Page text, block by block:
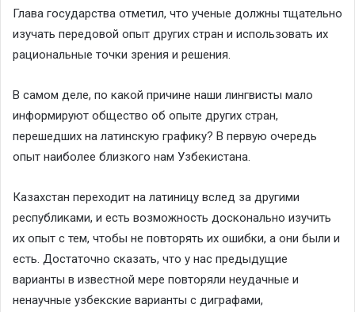
Глава государства отметил, что ученые должны тщательно
изучать передовой опыт других стран и использовать их
рациональные точки зрения и решения.
В самом деле, по какой причине наши лингвисты мало
информируют общество об опыте других стран,
перешедших на латинскую графику? В первую очередь
опыт наиболее близкого нам Узбекистана.
Казахстан переходит на латиницу вслед за другими
республиками, и есть возможность досконально изучить
их опыт с тем, чтобы не повторять их ошибки, а они были и
есть. Достаточно сказать, что у нас предыдущие
варианты в известной мере повторяли неудачные и
ненаучные узбекские варианты с диграфами,